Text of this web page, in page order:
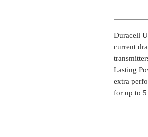
Duracell
current
Lasting
extra
for up to 5